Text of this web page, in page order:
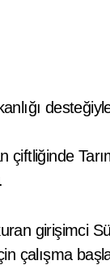
çiftliğinde
girişimci
çalışma